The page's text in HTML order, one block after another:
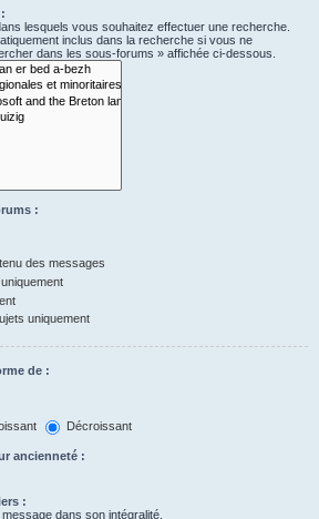
lesquels vous souhaitez effectuer une recherche.
inclus dans la recherche si vous ne
dans les sous-forums » affichée ci-dessous.
:
des messages
uniquement
de :
Décroissant
ancienneté :
:
dans son intégralité.